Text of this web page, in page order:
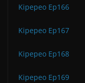
Kipepeo Ep166
Kipepeo Ep167
Kipepeo Ep168
Kipepeo Ep169